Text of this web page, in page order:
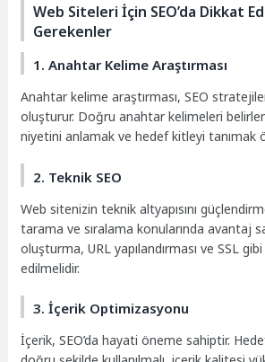
Web Siteleri İçin SEO’da Dikkat
Gerekenler
1. Anahtar Kelime Araştırması
Anahtar kelime araştırması, SEO
oluşturur. Doğru anahtar kelimeleri
niyetini anlamak ve hedef kitleyi tanımak
2. Teknik SEO
Web sitenizin teknik altyapısını
tarama ve sıralama konularında avantaj
oluşturma, URL yapılandırması ve SSL
edilmelidir.
3. İçerik Optimizasyonu
İçerik, SEO’da hayati öneme sahiptir.